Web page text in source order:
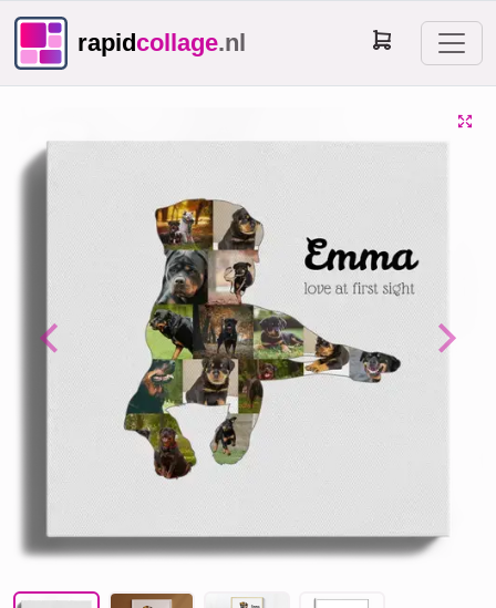
rapidcollage.nl
Previous Next